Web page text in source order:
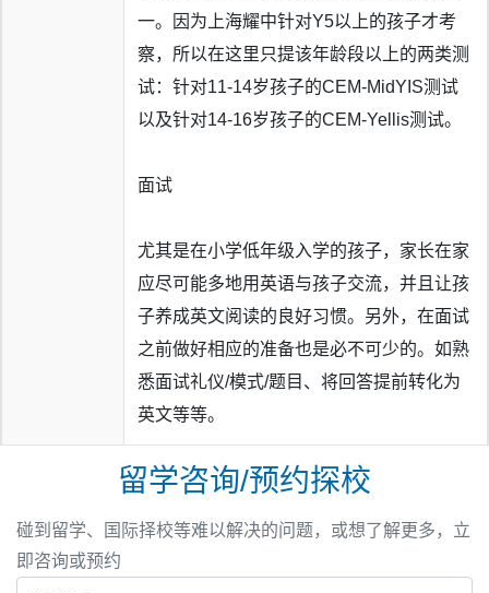
一。因为上海耀中针对Y5以上的孩子才考
察，所以在这里只提该年龄段以上的两类测
试：针对11-14岁孩子的CEM-MidYIS测试
以及针对14-16岁孩子的CEM-Yellis测试。
面试
尤其是在小学低年级入学的孩子，家长在家
应尽可能多地用英语与孩子交流，并且让孩
子养成英文阅读的良好习惯。另外，在面试
之前做好相应的准备也是必不可少的。如熟
悉面试礼仪/模式/题目、将回答提前转化为
英文等等。
留学咨询/预约探校
碰到留学、国际择校等难以解决的问题，或想了解更多，立
即咨询或预约